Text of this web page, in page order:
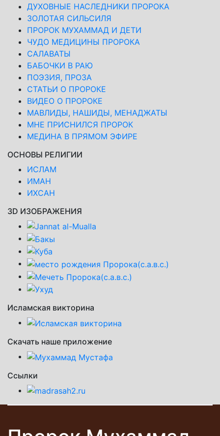
ДУХОВНЫЕ НАСЛЕДНИКИ ПРОРОКА
ЗОЛОТАЯ СИЛЬСИЛЯ
ПРОРОК МУХАММАД И ДЕТИ
ЧУДО МЕДИЦИНЫ ПРОРОКА
САЛАВАТЫ
БАБОЧКИ В РАЮ
ПОЭЗИЯ, ПРОЗА
СТАТЬИ О ПРОРОКЕ
ВИДЕО О ПРОРОКЕ
МАВЛИДЫ, НАШИДЫ, МЕНАДЖАТЫ
МНЕ ПРИСНИЛСЯ ПРОРОК
МЕДИНА В ПРЯМОМ ЭФИРЕ
ОСНОВЫ РЕЛИГИИ
ИСЛАМ
ИМАН
ИХСАН
3D ИЗОБРАЖЕНИЯ
Исламская викторина
Скачать наше приложение
Ссылки